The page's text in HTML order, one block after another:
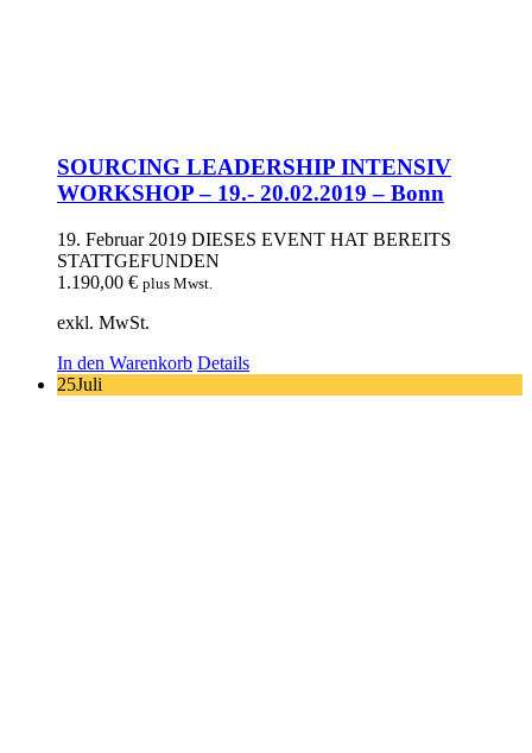
SOURCING LEADERSHIP INTENSIV
WORKSHOP – 19.- 20.02.2019 – Bonn
19. Februar 2019 DIESES EVENT HAT BEREITS
STATTGEFUNDEN
1.190,00 € plus Mwst.
exkl. MwSt.
In den Warenkorb Details
25Juli